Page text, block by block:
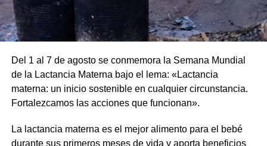
•Salida desde la Logia Masonica
Por más información mantené al tanto las redes de las
Jornadas de Filosofía del Río Uruguay
Linkhttps://www.instagram.com/filosofiadelriouruguay/
Comparte esto:
X Facebook WhatsApp Imprimir
Comparte esto:
X Facebook WhatsApp
Del 1 al 7 de agosto se conmemora la Semana Mundial
de la Lactancia Materna bajo el lema: «Lactancia
materna: un inicio sostenible en cualquier circunstancia.
Fortalezcamos las acciones que funcionan».
La lactancia materna es el mejor alimento para el bebé
durante sus primeros meses de vida y aporta beneficios